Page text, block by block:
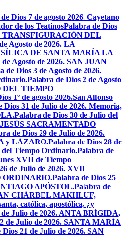
Dios 7 de agosto 2026. Cayetano
de los TeatinosPalabra de Dios
TRANSFIGURACIÓN DEL
Agosto de 2026. LA
DE SANTA MARÍA LA
de Agosto de 2026. SAN JUAN
de Dios 3 de Agosto de 2026.
Palabra de Dios 2 de Agosto
DEL TIEMPO
1º de agosto 2026.San Alfonso
Dios 31 de Julio de 2026. Memoria,
Palabra de Dios 30 de Julio del
SACRAMENTADO
de Dios 29 de Julio de 2026.
y LÁZARO.Palabra de Dios 28 de
Tiempo Ordinario.Palabra de
XVII de Tiempo
de Julio de 2026. XVII
ORDINARIO.Palabra de Dios 25
APÓSTOL.Palabra de
CHÁRBEL MAKHLUF,
católica, apostólica, ¿y
de Julio de 2026. ANTA BRÍGIDA,
de Julio de 2026. SANTA MARÍA
Dios 21 de Julio de 2026. SAN